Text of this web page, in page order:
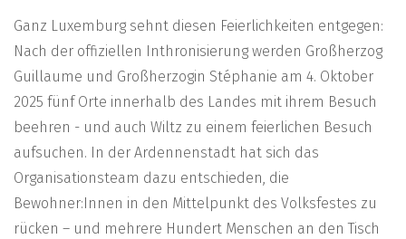
Ganz Luxemburg sehnt diesen Feierlichkeiten entgegen:
Nach der offiziellen Inthronisierung werden Großherzog
Guillaume und Großherzogin Stéphanie am 4. Oktober
2025 fünf Orte innerhalb des Landes mit ihrem Besuch
beehren - und auch Wiltz zu einem feierlichen Besuch
aufsuchen. In der Ardennenstadt hat sich das
Organisationsteam dazu entschieden, die
Bewohner:Innen in den Mittelpunkt des Volksfestes zu
rücken – und mehrere Hundert Menschen an den Tisch